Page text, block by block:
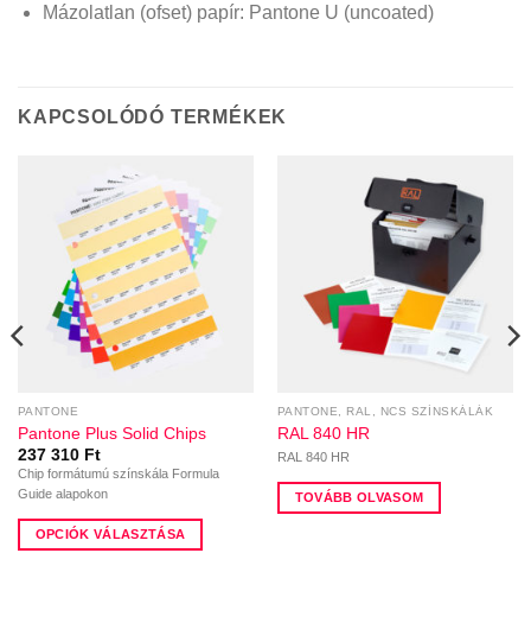
Mázolatlan (ofset) papír: Pantone U (uncoated)
KAPCSOLÓDÓ TERMÉKEK
PANTONE
Pantone Plus Solid Chips
237 310 Ft
Chip formátumú színskála Formula
Guide alapokon
OPCIÓK VÁLASZTÁSA
PANTONE, RAL, NCS SZÍNSKÁLÁK
RAL 840 HR
RAL 840 HR
TOVÁBB OLVASOM